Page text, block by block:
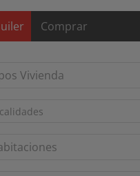
Comprar